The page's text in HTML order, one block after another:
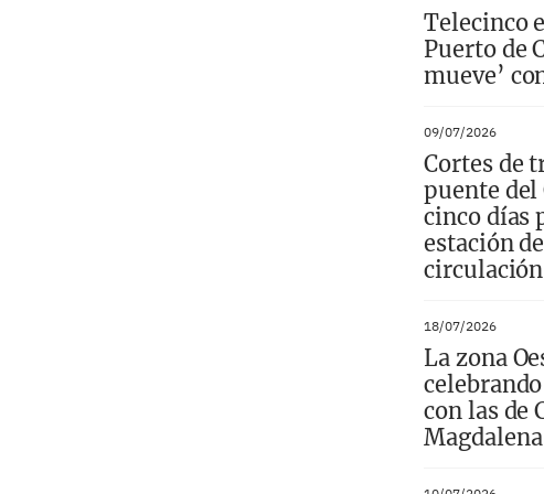
Telecinco
Puerto de
mueve’
09/07/2026
Cortes de
puente del
cinco días
estación
circulación
18/07/2026
La zona
con las de
Magdalena